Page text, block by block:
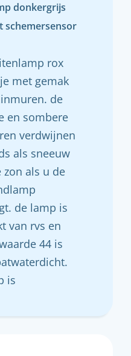
donkergrijs
schemersensor
rox
met gemak
de
en sombere
verdwijnen
als sneeuw
zon als u de
de lamp is
van rvs en
44 is
is